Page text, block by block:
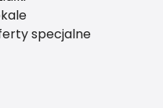
specjalne